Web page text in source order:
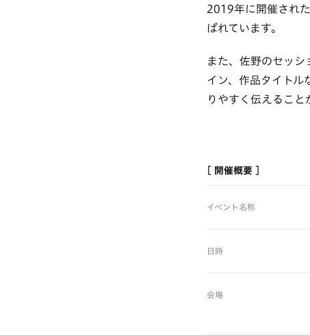
2019年に開催され
ばれています。
また、佐野のセッ
イン、作品タイトル
りやすく伝えること
[ 開催概要 ]
イベント名称
日時
会場